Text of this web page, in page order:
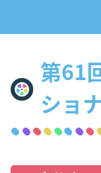
第61
ショ